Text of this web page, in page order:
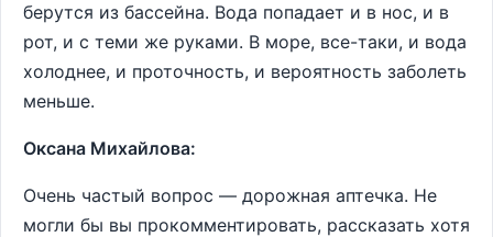
берутся из бассейна. Вода попадает и в нос, и в
рот, и с теми же руками. В море, все-таки, и вода
холоднее, и проточность, и вероятность заболеть
меньше.
Оксана Михайлова:
Очень частый вопрос ― дорожная аптечка. Не
могли бы вы прокомментировать, рассказать хотя